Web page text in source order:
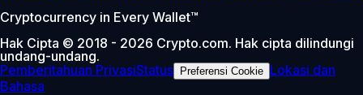
Cryptocurrency in Every Wallet™
Hak Cipta © 2018 - 2026 Crypto.com. Hak cipta dilindungi
undang-undang.
Pemberitahuan PrivasiStatus Preferensi Cookie Lokasi dan
Bahasa